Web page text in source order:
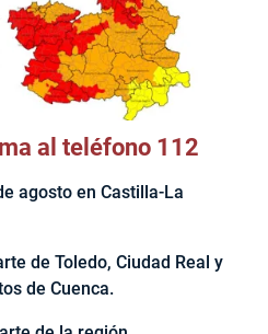
al teléfono 112
agosto en Castilla-La
de Toledo, Ciudad Real y
de Cuenca.